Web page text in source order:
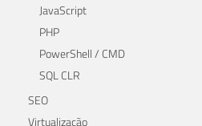
JavaScript
PHP
PowerShell / CMD
SQL CLR
SEO
Virtualização